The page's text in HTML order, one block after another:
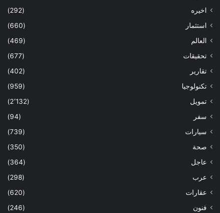
اخيره
(292)
استثمار
(660)
العالم
(469)
تحقيقات
(677)
تقارير
(402)
تكنولوجيا
(959)
تمويل
(2٬132)
سفر
(94)
سيارات
(739)
صحة
(350)
عاجل
(364)
عرب
(298)
عقارات
(620)
فنون
(246)